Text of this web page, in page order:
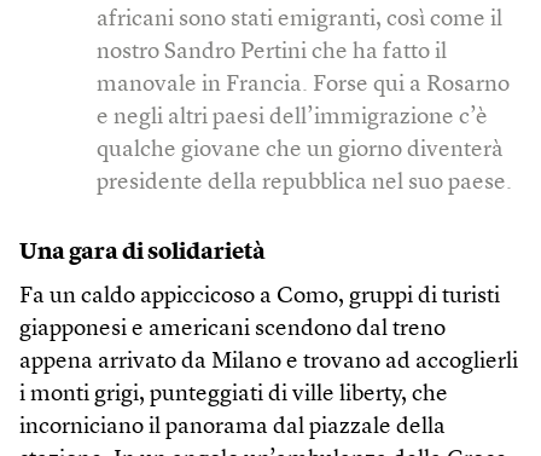
africani sono stati emigranti, così come il
nostro Sandro Pertini che ha fatto il
manovale in Francia. Forse qui a Rosarno
e negli altri paesi dell’immigrazione c’è
qualche giovane che un giorno diventerà
presidente della repubblica nel suo paese.
Una gara di solidarietà
Fa un caldo appiccicoso a Como, gruppi di turisti
giapponesi e americani scendono dal treno
appena arrivato da Milano e trovano ad accoglierli
i monti grigi, punteggiati di ville liberty, che
incorniciano il panorama dal piazzale della